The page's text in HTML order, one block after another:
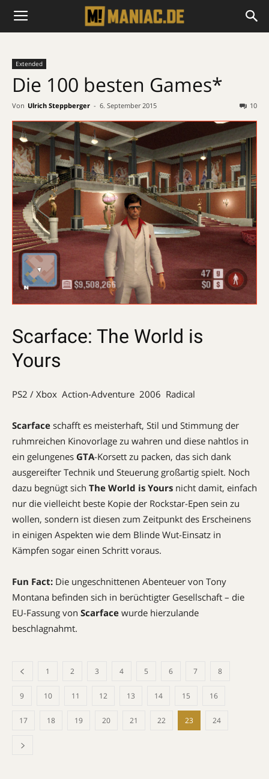
Extended
Die 100 besten Games*
Von Ulrich Steppberger - 6. September 2015 10
Scarface: The World is
Yours
PS2 / Xbox  Action-Adventure  2006  Radical
Scarface schafft es meisterhaft, Stil und Stimmung der
ruhmreichen Kinovorlage zu wahren und diese nahtlos in
ein gelungenes GTA-Korsett zu packen, das sich dank
ausgereifter Technik und Steuerung großartig spielt. Noch
dazu begnügt sich The World is Yours nicht damit, einfach
nur die vielleicht beste Kopie der Rockstar-Epen sein zu
wollen, sondern ist diesen zum Zeitpunkt des Erscheinens
in einigen Aspekten wie dem Blinde Wut-Einsatz in
Kämpfen sogar einen Schritt voraus.
Fun Fact: Die ungeschnittenen Abenteuer von Tony
Montana befinden sich in berüchtigter Gesellschaft – die
EU-Fassung von  Scarface  wurde hierzulande
beschlagnahmt.
1 2 3 4 5 6 7 8
9 10 11 12 13 14 15 16
17 18 19 20 21 22 23 24